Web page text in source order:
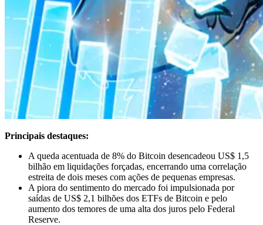
Principais destaques:
A queda acentuada de 8% do Bitcoin desencadeou US$ 1,5
bilhão em liquidações forçadas, encerrando uma correlação
estreita de dois meses com ações de pequenas empresas.
A piora do sentimento do mercado foi impulsionada por
saídas de US$ 2,1 bilhões dos ETFs de Bitcoin e pelo
aumento dos temores de uma alta dos juros pelo Federal
Reserve.